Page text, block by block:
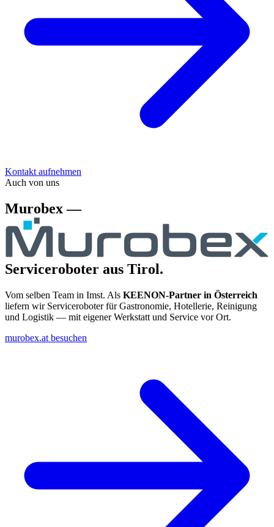
Kontakt aufnehmen
Auch von uns
Murobex —
Serviceroboter aus Tirol.
Vom selben Team in Imst. Als KEENON-Partner in Österreich
liefern wir Serviceroboter für Gastronomie, Hotellerie, Reinigung
und Logistik — mit eigener Werkstatt und Service vor Ort.
murobex.at besuchen